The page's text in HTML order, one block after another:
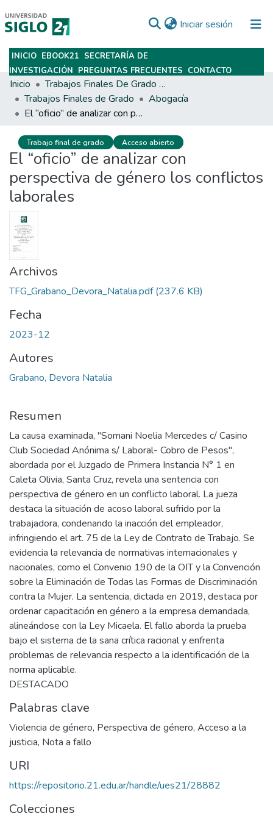
Iniciar sesión (current)
Subir
INICIO EBOOK21 SECRETARÍA DE
INVESTIGACIÓN PREGUNTAS FRECUENTES CONTACTO
Inicio
Trabajos Finales De Grado Y Posgrado
Trabajos Finales de Grado
Abogacía
El “oficio” de analizar con perspectiva de género los conflictos laborales
Trabajo final de grado Acceso abierto
El “oficio” de analizar con
perspectiva de género los conflictos
laborales
Archivos
TFG_Grabano_Devora_Natalia.pdf(237.6 KB)
Fecha
2023-12
Autores
Grabano, Devora Natalia
Resumen
La causa examinada, "Somani Noelia Mercedes c/ Casino
Club Sociedad Anónima s/ Laboral- Cobro de Pesos",
abordada por el Juzgado de Primera Instancia N° 1 en
Caleta Olivia, Santa Cruz, revela una sentencia con
perspectiva de género en un conflicto laboral. La jueza
destaca la situación de acoso laboral sufrido por la
trabajadora, condenando la inacción del empleador,
infringiendo el art. 75 de la Ley de Contrato de Trabajo. Se
evidencia la relevancia de normativas internacionales y
nacionales, como el Convenio 190 de la OIT y la Convención
sobre la Eliminación de Todas las Formas de Discriminación
contra la Mujer. La sentencia, dictada en 2019, destaca por
ordenar capacitación en género a la empresa demandada,
alineándose con la Ley Micaela. El fallo aborda la prueba
bajo el sistema de la sana crítica racional y enfrenta
problemas de relevancia respecto a la identificación de la
norma aplicable.
DESTACADO
Palabras clave
Violencia de género, Perspectiva de género, Acceso a la
justicia, Nota a fallo
URI
https://repositorio.21.edu.ar/handle/ues21/28882
Colecciones